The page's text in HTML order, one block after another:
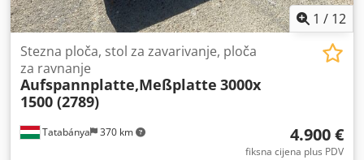
1 / 12
Tatabánya 370 km
Stezna ploča, stol za zavarivanje, ploča
za ravnanje
Aufspannplatte,Meßplatte 3000x
1500 (2789)
4.900 €
fiksna cijena plus PDV